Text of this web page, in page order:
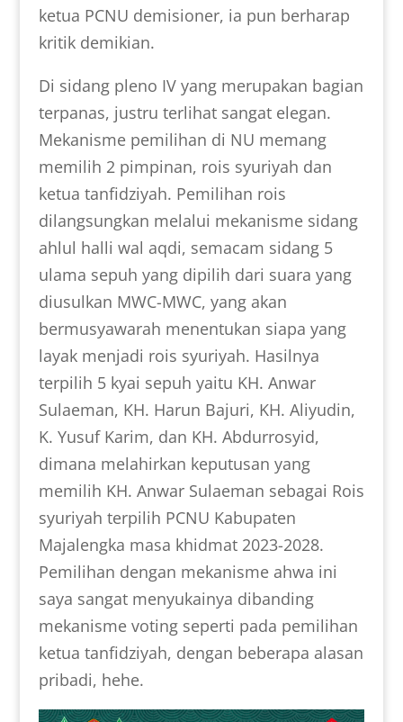
ketua PCNU demisioner, ia pun berharap
kritik demikian.
Di sidang pleno IV yang merupakan bagian
terpanas, justru terlihat sangat elegan.
Mekanisme pemilihan di NU memang
memilih 2 pimpinan, rois syuriyah dan
ketua tanfidziyah. Pemilihan rois
dilangsungkan melalui mekanisme sidang
ahlul halli wal aqdi, semacam sidang 5
ulama sepuh yang dipilih dari suara yang
diusulkan MWC-MWC, yang akan
bermusyawarah menentukan siapa yang
layak menjadi rois syuriyah. Hasilnya
terpilih 5 kyai sepuh yaitu KH. Anwar
Sulaeman, KH. Harun Bajuri, KH. Aliyudin,
K. Yusuf Karim, dan KH. Abdurrosyid,
dimana melahirkan keputusan yang
memilih KH. Anwar Sulaeman sebagai Rois
syuriyah terpilih PCNU Kabupaten
Majalengka masa khidmat 2023-2028.
Pemilihan dengan mekanisme ahwa ini
saya sangat menyukainya dibanding
mekanisme voting seperti pada pemilihan
ketua tanfidziyah, dengan beberapa alasan
pribadi, hehe.